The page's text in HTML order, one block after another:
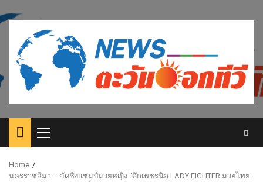
to
content
Primary
Menu
Home
นครราชสีมา – จัดชิงแชมป์มวยหญิง “ศึกเพชรนิล LADY FIGHTER มวยไทย